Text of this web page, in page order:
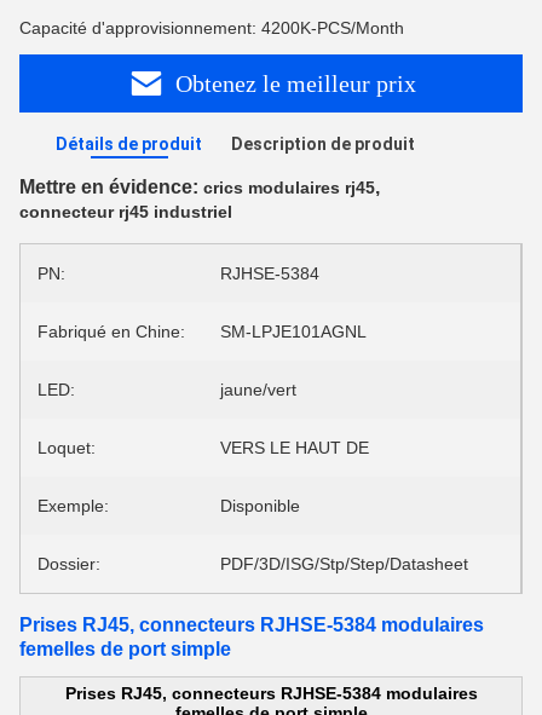
Capacité d'approvisionnement: 4200K-PCS/Month
Obtenez le meilleur prix
Détails de produit Description de produit
Mettre en évidence: crics modulaires rj45,
connecteur rj45 industriel
PN: RJHSE-5384
Fabriqué en Chine: SM-LPJE101AGNL
LED: jaune/vert
Loquet: VERS LE HAUT DE
Exemple: Disponible
Dossier: PDF/3D/ISG/Stp/Step/Datasheet
Prises RJ45, connecteurs RJHSE-5384 modulaires
femelles de port simple
Prises RJ45, connecteurs RJHSE-5384 modulaires